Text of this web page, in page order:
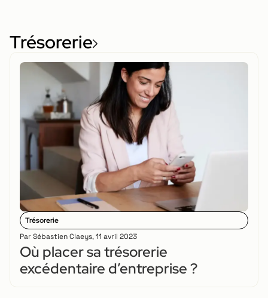
Trésorerie
Trésorerie
Par Sébastien Claeys,11 avril 2023
Où placer sa trésorerie
excédentaire d’entreprise ?